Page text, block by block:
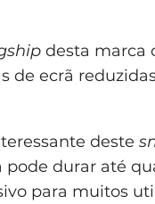
desta marca
de ecrã
deste
pode durar até
para muitos